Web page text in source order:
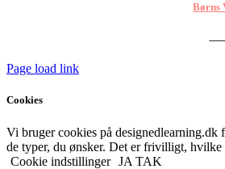
Støtter viBørns
Page load link
Cookies
Vi bruger cookies på
de typer, du ønsker. Det er frivilligt,
Cookie indstillinger JA TAK